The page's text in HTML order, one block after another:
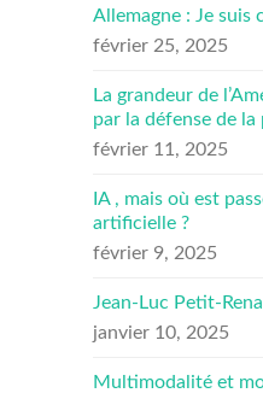
Allemagne : Je suis
février 25, 2025
La grandeur de
par la défense de
février 11, 2025
IA , mais où est
artificielle ?
février 9, 2025
Jean-Luc Petit-
janvier 10, 2025
Multimodalité et